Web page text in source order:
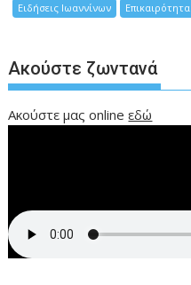
Ειδήσεις Ιωαννίνων Επικαιρότητα
Ακούστε ζωντανά
Ακούστε μας onlineεδώ